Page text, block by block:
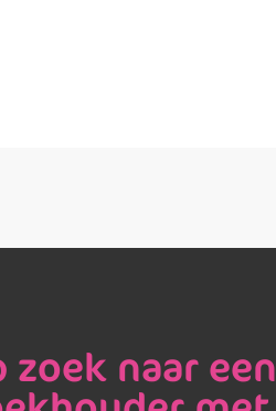
zoek naar een